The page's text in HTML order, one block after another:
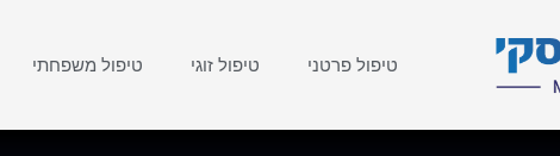
טיפול פרטני טיפול זוגי טיפול משפחתי